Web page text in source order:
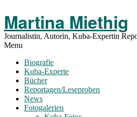
Menu
Martina Miethig
Journalistin, Autorin, Kuba-Expertin
Menu
Biografie
Kuba-Experte
Bücher
Reportagen/Leseproben
News
Fotogalerien